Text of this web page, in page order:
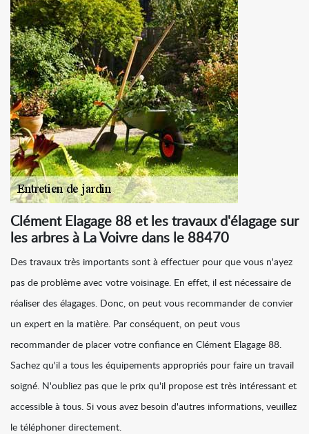
Clément Elagage 88 et les travaux d'élagage sur
les arbres à La Voivre dans le 88470
Des travaux très importants sont à effectuer pour que vous n'ayez
pas de problème avec votre voisinage. En effet, il est nécessaire de
réaliser des élagages. Donc, on peut vous recommander de convier
un expert en la matière. Par conséquent, on peut vous
recommander de placer votre confiance en Clément Elagage 88.
Sachez qu'il a tous les équipements appropriés pour faire un travail
soigné. N'oubliez pas que le prix qu'il propose est très intéressant et
accessible à tous. Si vous avez besoin d'autres informations, veuillez
le téléphoner directement.